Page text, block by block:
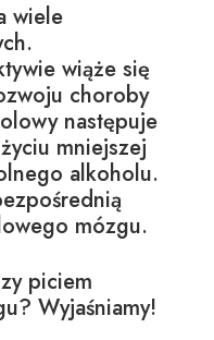
wiele
wiąże się
choroby
następuje
mniejszej
alkoholu.
mózgu.
piciem
Wyjaśniamy!